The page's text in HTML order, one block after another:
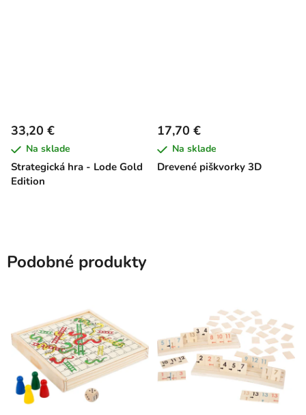
Strategická hra - Lode Gold
Edition
33,20 €
Na sklade
Drevené piškvorky 3D
17,70 €
Na sklade
Podobné produkty